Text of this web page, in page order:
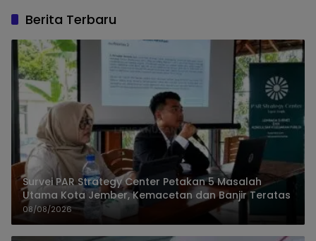
Berita Terbaru
Survei PAR Strategy Center Petakan 5 Masalah
Utama Kota Jember, Kemacetan dan Banjir Teratas
08/08/2026